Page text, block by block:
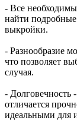
- Все
найти
выкройки.
- Разнообразие
что позволяет
случая.
- Долговечность
отличается
идеальными для